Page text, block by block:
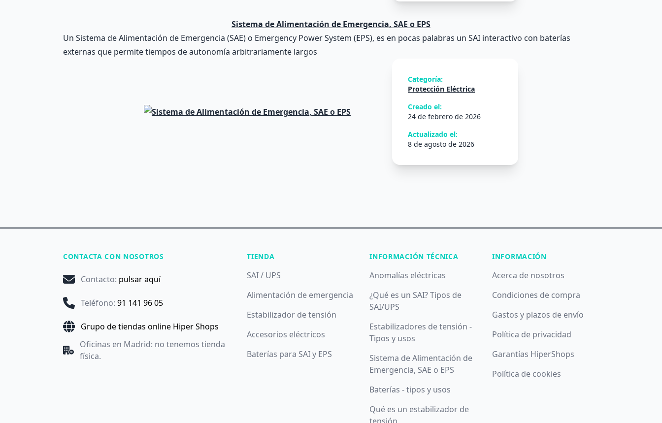
Sistema de Alimentación de Emergencia, SAE o EPS
Un Sistema de Alimentación de Emergencia (SAE) o Emergency Power System (EPS), es en pocas palabras un SAI interactivo con baterías
externas que permite tiempos de autonomía arbitrariamente largos
Categoría:
Protección Eléctrica
Creado el:
24 de febrero de 2026
Actualizado el:
8 de agosto de 2026
CONTACTA CON NOSOTROS
Contacto: pulsar aquí
Teléfono: 91 141 96 05
Grupo de tiendas online Hiper Shops
Oficinas en Madrid: no tenemos tienda
física.
TIENDA
SAI / UPS
Alimentación de emergencia
Estabilizador de tensión
Accesorios eléctricos
Baterías para SAI y EPS
INFORMACIÓN TÉCNICA
Anomalías eléctricas
¿Qué es un SAI? Tipos de
SAI/UPS
Estabilizadores de tensión -
Tipos y usos
Sistema de Alimentación de
Emergencia, SAE o EPS
Baterías - tipos y usos
Qué es un estabilizador de
INFORMACIÓN
Acerca de nosotros
Condiciones de compra
Gastos y plazos de envío
Política de privacidad
Garantías HiperShops
Política de cookies